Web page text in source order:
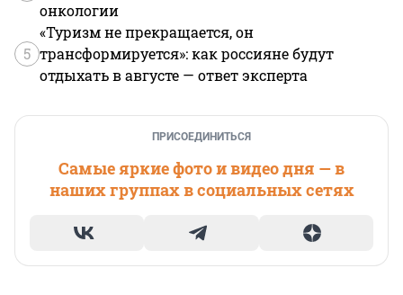
онкологии
5
«Туризм не прекращается, он
трансформируется»: как россияне будут
отдыхать в августе — ответ эксперта
ПРИСОЕДИНИТЬСЯ
Самые яркие фото и видео дня — в
наших группах в социальных сетях